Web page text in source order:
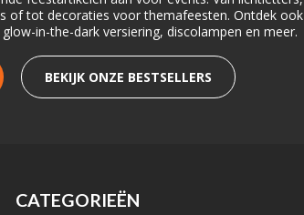
of tot decoraties voor themafeesten. Ontdek ook
in-the-dark versiering, discolampen en meer.
BEKIJK ONZE BESTSELLERS
CATEGORIEËN